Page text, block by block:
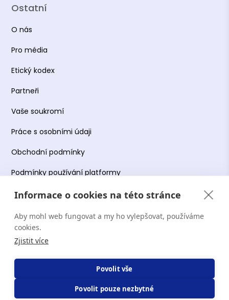
Informace o cookies na této stránce
Aby mohl web fungovat a my ho vylepšovat, používáme
cookies.
Zjistit více
Povolit vše
Povolit pouze nezbytné
Ostatní
O nás
Pro média
Etický kodex
Partneři
Vaše soukromí
Práce s osobními údaji
Obchodní podmínky
Podmínky používání platformy
Copyright Terapie CZ s.r.o. 2026. Všechna práva
vyhrazena. Web provozuje Terapie CZ s.r.o. IČO: